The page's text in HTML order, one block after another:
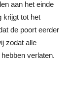
aan het einde
krijgt tot het
de poort eerder
zodat alle
verlaten.